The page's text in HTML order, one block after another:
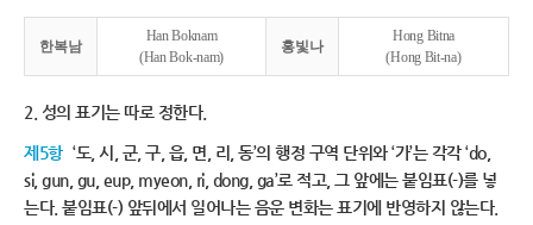
한복남
Han Boknam
(Han Bok-nam)
홍빛나
Hong Bitna
(Hong Bit-na)
2. 성의 표기는 따로 정한다.
제5항 ‘도, 시, 군, 구, 읍, 면, 리, 동’의 행정 구역 단위와 ‘가’는 각각 ‘do,
si, gun, gu, eup, myeon, ri, dong, ga’로 적고, 그 앞에는 붙임표(-)를 넣
는다. 붙임표(-) 앞뒤에서 일어나는 음운 변화는 표기에 반영하지 않는다.